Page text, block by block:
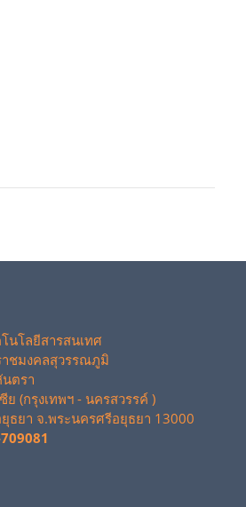
นโลยีสารสนเทศ
ชมงคลสุวรรณภูมิ
ตรา
ย (กรุงเทพฯ - นครสวรรค์ )
ธยา จ.พระนครศรีอยุธยา 13000